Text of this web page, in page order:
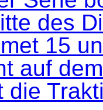
des
15
auf
die